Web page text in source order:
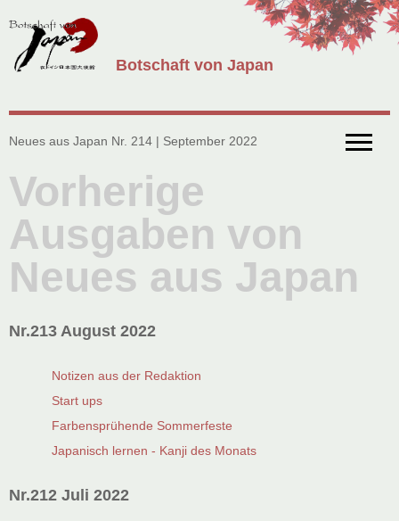
Botschaft von Japan
Neues aus Japan Nr. 214 | September 2022
Vorherige
Ausgaben von
Neues aus Japan
Nr.213 August 2022
Notizen aus der Redaktion
Start ups
Farbensprühende Sommerfeste
Japanisch lernen - Kanji des Monats
Nr.212 Juli 2022